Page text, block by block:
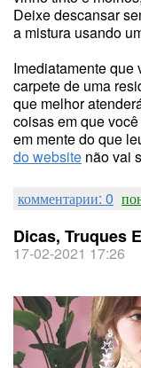
Deixe descansar
a mistura usando
Imediatamente que
carpete de uma
que melhor
coisas em que
em mente do que
do website não vai
комментарии: 0
Dicas, Truques
17-02-2021 17:26